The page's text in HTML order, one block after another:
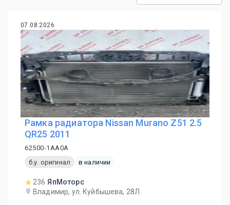
07.08.2026
Рамка радиатора Nissan Murano Z51 2.5
QR25 2011
62500-1AA0A
б.у. оригинал
в наличии
236 ЯпМоторс
Владимир, ул. Куйбышева, 28Л